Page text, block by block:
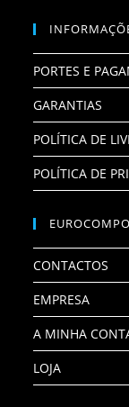
PORTES E
GARANTIAS
POLÍTICA DE
POLÍTICA DE
CONTACTOS
EMPRESA
A MINHA
LOJA